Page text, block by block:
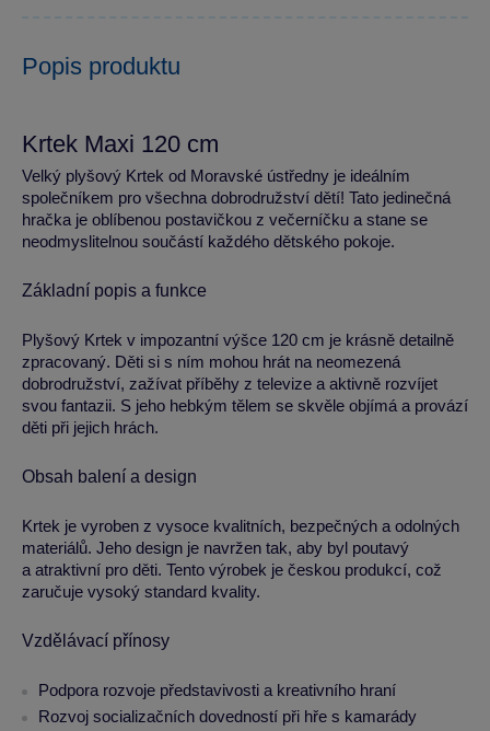
Popis produktu
Krtek Maxi 120 cm
Velký plyšový Krtek od Moravské ústředny je ideálním
společníkem pro všechna dobrodružství dětí! Tato jedinečná
hračka je oblíbenou postavičkou z večerníčku a stane se
neodmyslitelnou součástí každého dětského pokoje.
Základní popis a funkce
Plyšový Krtek v impozantní výšce 120 cm je krásně detailně
zpracovaný. Děti si s ním mohou hrát na neomezená
dobrodružství, zažívat příběhy z televize a aktivně rozvíjet
svou fantazii. S jeho hebkým tělem se skvěle objímá a provází
děti při jejich hrách.
Obsah balení a design
Krtek je vyroben z vysoce kvalitních, bezpečných a odolných
materiálů. Jeho design je navržen tak, aby byl poutavý
a atraktivní pro děti. Tento výrobek je českou produkcí, což
zaručuje vysoký standard kvality.
Vzdělávací přínosy
Podpora rozvoje představivosti a kreativního hraní
Rozvoj socializačních dovedností při hře s kamarády